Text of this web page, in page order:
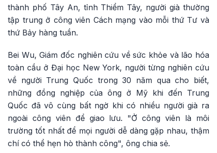
thành phố Tây An, tỉnh Thiểm Tây, người già thường
tập trung ở công viên Cách mạng vào mỗi thứ Tư và
thứ Bảy hàng tuần.
Bei Wu, Giám đốc nghiên cứu về sức khỏe và lão hóa
toàn cầu ở Đại học New York, người từng nghiên cứu
về người Trung Quốc trong 30 năm qua cho biết,
những đồng nghiệp của ông ở Mỹ khi đến Trung
Quốc đã vô cùng bất ngờ khi có nhiều người già ra
ngoài công viên để giao lưu. "Ở công viên là môi
trường tốt nhất để mọi người dễ dàng gặp nhau, thậm
chí có thể hẹn hò thành công", ông chia sẻ.